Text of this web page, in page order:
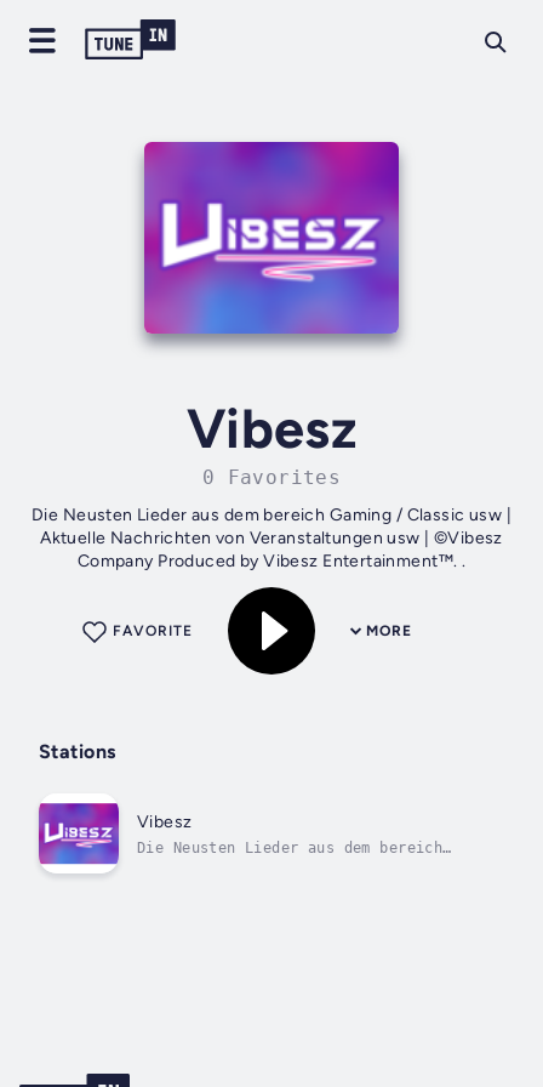
Vibesz
0 Favorites
Die Neusten Lieder aus dem bereich Gaming / Classic usw |
Aktuelle Nachrichten von Veranstaltungen usw | ©Vibesz
Company Produced by Vibesz Entertainment™. .
MORE
FAVORITE
Stations
Vibesz
Die Neusten Lieder aus dem bereich